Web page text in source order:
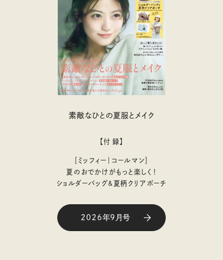
素敵なひとの夏服とメイク
【付 録】
［ミッフィー｜コールマン］
夏のおでかけがもっと楽しく！
ショルダーバッグ&夏柄クリアポーチ
2026年9月号